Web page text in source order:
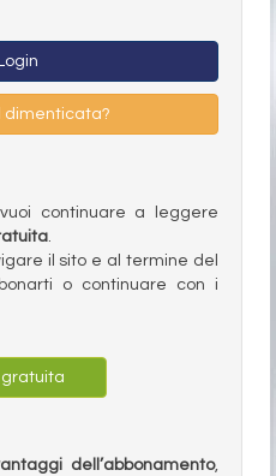
Login
dimenticata?
continuare a leggere
.
il sito e al termine del
o continuare con i
gratuita
dell’abbonamento,